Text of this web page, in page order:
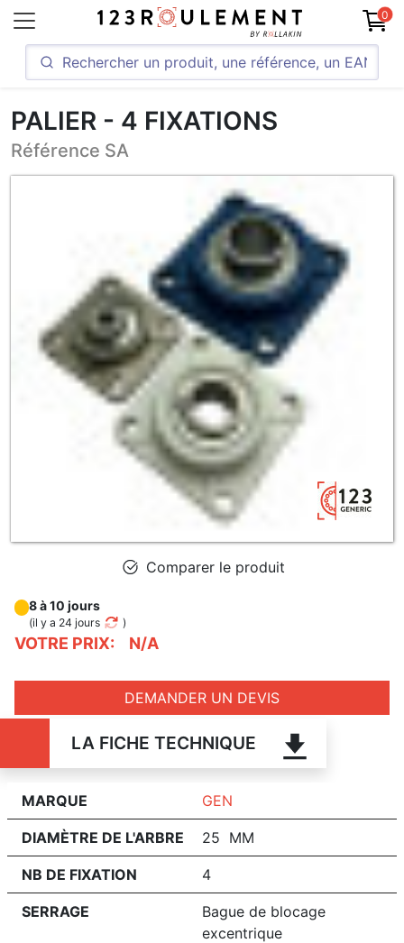
0
PALIER - 4 FIXATIONS
Référence SA
Comparer le produit
VOTRE PRIX: N/A
8 à 10 jours
(il y a 24 jours )
DEMANDER UN DEVIS
LA FICHE TECHNIQUE
MARQUE GEN
DIAMÈTRE DE L'ARBRE 25 MM
NB DE FIXATION 4
SERRAGE
Bague de blocage
excentrique